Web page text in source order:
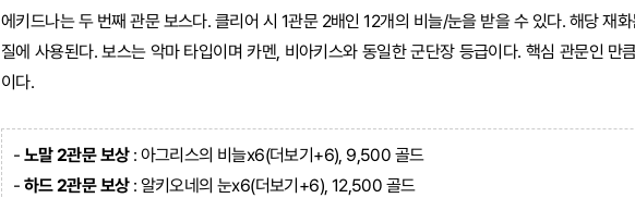
에키드나는 두 번째 관문 보스다. 클리어 시 1관문 2배인 12개의 비늘/눈을 받을 수 있다. 해당 재
질에 사용된다. 보스는 악마 타입이며 카멘, 비아키스와 동일한 군단장 등급이다. 핵심 관문인 만
이다.
- 노말 2관문 보상: 아그리스의 비늘x6(더보기+6), 9,500 골드
- 하드 2관문 보상: 알키오네의 눈x6(더보기+6), 12,500 골드